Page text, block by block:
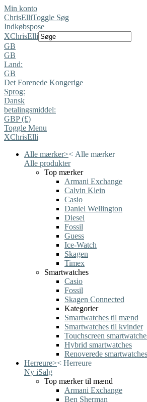
Min konto
ChrisElliToggle Søg
Indkøbspose
XChrisElli
GB
GB
Land:
GB
Det Forenede Kongerige
Sprog:
Dansk
betalingsmiddel:
GBP (£)
Toggle Menu
XChrisElli
Alle mærker>< Alle mærker
Alle produkter
Top mærker
Armani Exchange
Calvin Klein
Casio
Daniel Wellington
Diesel
Fossil
Guess
Ice-Watch
Skagen
Timex
Smartwatches
Casio
Fossil
Skagen Connected
Kategorier
Smartwatches til mænd
Smartwatches til kvinder
Touchscreen
Hybrid smartwatches
Renoverede smartwatches
Herreure>< Herreure
Ny iSalg
Top mærker til mænd
Armani Exchange
Ben Sherman